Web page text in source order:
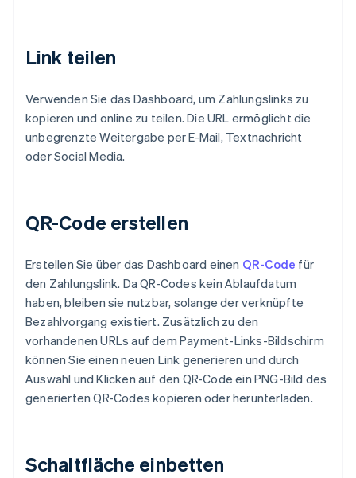
Link teilen
Verwenden Sie das Dashboard, um Zahlungslinks zu
kopieren und online zu teilen. Die URL ermöglicht die
unbegrenzte Weitergabe per E-Mail, Textnachricht
oder Social Media.
QR-Code erstellen
Erstellen Sie über das Dashboard einen QR-Code für
den Zahlungslink. Da QR-Codes kein Ablaufdatum
haben, bleiben sie nutzbar, solange der verknüpfte
Bezahlvorgang existiert. Zusätzlich zu den
vorhandenen URLs auf dem Payment-Links-Bildschirm
können Sie einen neuen Link generieren und durch
Auswahl und Klicken auf den QR-Code ein PNG-Bild des
generierten QR-Codes kopieren oder herunterladen.
Schaltfläche einbetten